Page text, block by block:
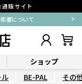
販サイト
響について
ショップ
BE-PAL
その